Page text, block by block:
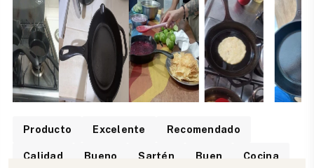
Producto Excelente Recomendado
Calidad Bueno Sartén Buen Cocina